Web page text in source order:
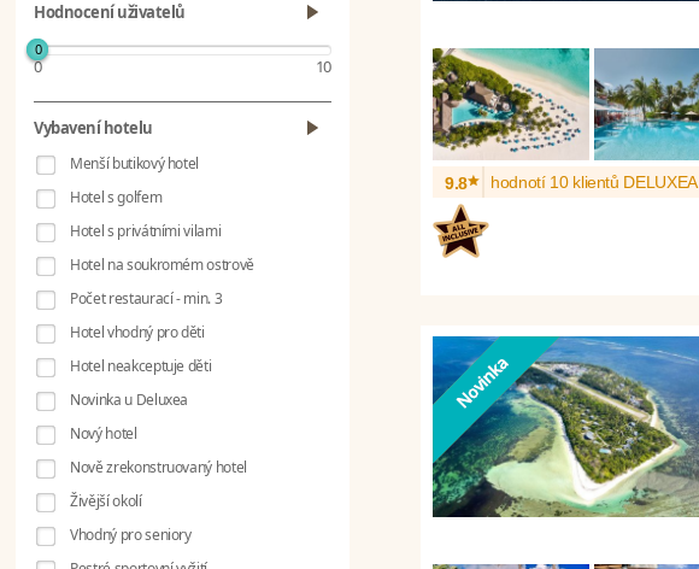
Hodnocení uživatelů
0
0 10
Vybavení hotelu
Menší butikový hotel
Hotel s golfem
Hotel s privátními vilami
Hotel na soukromém ostrově
Počet restaurací - min. 3
Hotel vhodný pro děti
Hotel neakceptuje děti
Novinka u Deluxea
Nový hotel
Nově zrekonstruovaný hotel
Živější okolí
Vhodný pro seniory
9.8* hodnotí 10 klientů DELUXEA